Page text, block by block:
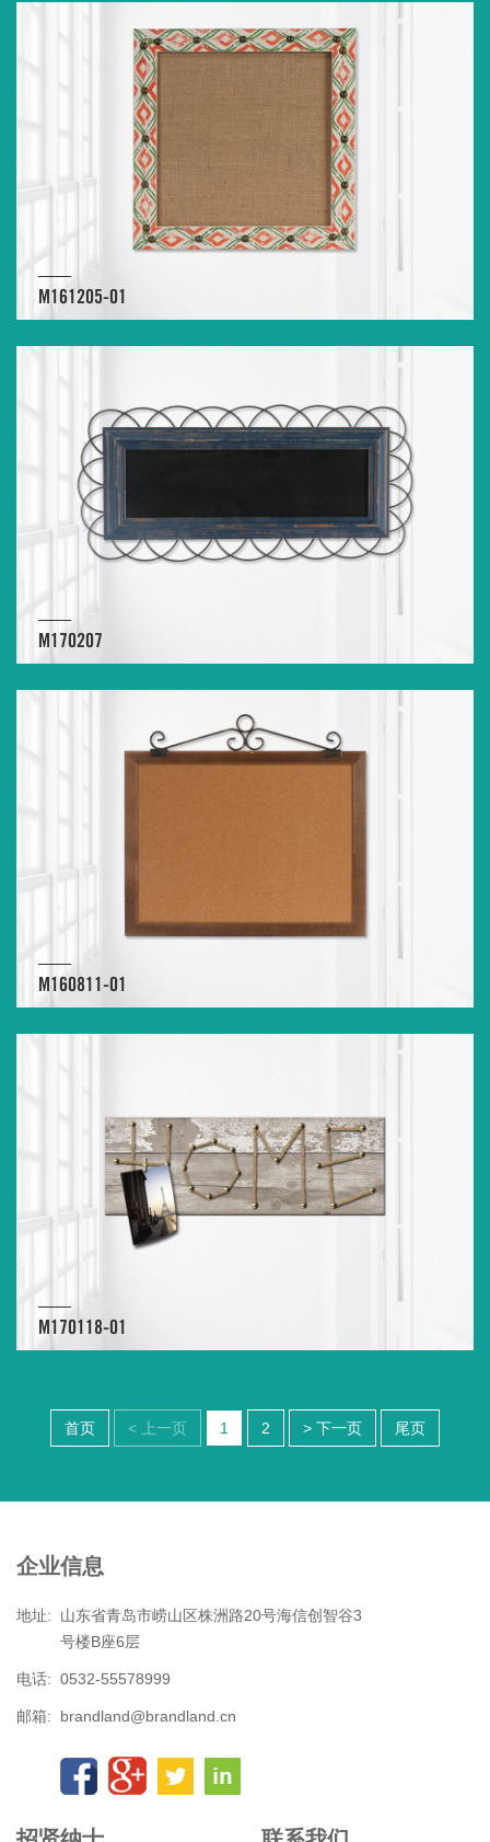
M161205-01
M170207
M160811-01
M170118-01
首页 < 上一页 1 2 > 下一页 尾页
企业信息
地址:
山东省青岛市崂山区株洲路20号海信创智谷3
号楼B座6层
电话: 0532-55578999
邮箱: brandland@brandland.cn